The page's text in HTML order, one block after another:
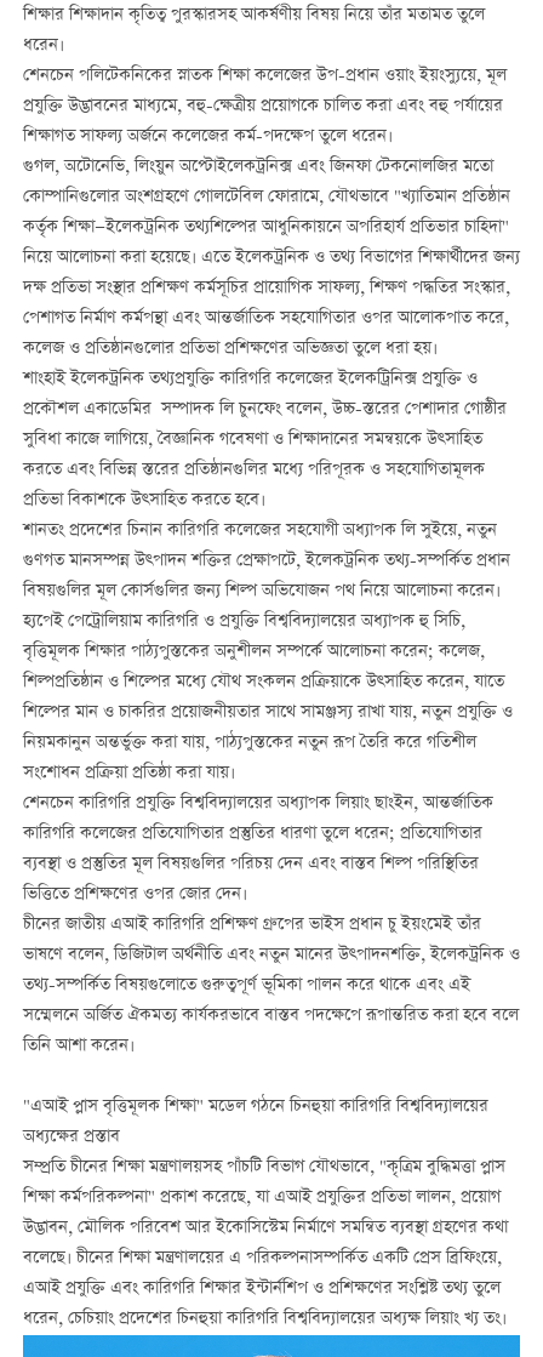
শিক্ষার শিক্ষাদান কৃতিত্ব পুরস্কারসহ আকর্ষণীয় বিষয় নিয়ে তাঁর মতামত তুলে
ধরেন।
শেনচেন পলিটেকনিকের স্নাতক শিক্ষা কলেজের উপ-প্রধান ওয়াং ইয়ংস্যুয়ে, মূল
প্রযুক্তি উদ্ভাবনের মাধ্যমে, বহু-ক্ষেত্রীয় প্রয়োগকে চালিত করা এবং বহু পর্যায়ের
শিক্ষাগত সাফল্য অর্জনে কলেজের কর্ম-পদক্ষেপ তুলে ধরেন।
গুগল, অটোনেভি, লিংয়ুন অপ্টোইলেকট্রনিক্স এবং জিনফা টেকনোলজির মতো
কোম্পানিগুলোর অংশগ্রহণে গোলটেবিল ফোরামে, যৌথভাবে "খ্যাতিমান প্রতিষ্ঠান
কর্তৃক শিক্ষা—ইলেকট্রনিক তথ্যশিল্পের আধুনিকায়নে অপরিহার্য প্রতিভার চাহিদা"
নিয়ে আলোচনা করা হয়েছে। এতে ইলেকট্রনিক ও তথ্য বিভাগের শিক্ষার্থীদের জন্য
দক্ষ প্রতিভা সংস্থার প্রশিক্ষণ কর্মসূচির প্রায়োগিক সাফল্য, শিক্ষণ পদ্ধতির সংস্কার,
পেশাগত নির্মাণ কর্মপন্থা এবং আন্তর্জাতিক সহযোগিতার ওপর আলোকপাত করে,
কলেজ ও প্রতিষ্ঠানগুলোর প্রতিভা প্রশিক্ষণের অভিজ্ঞতা তুলে ধরা হয়।
শাংহাই ইলেকট্রনিক তথ্যপ্রযুক্তি কারিগরি কলেজের ইলেকট্রিনিক্স প্রযুক্তি ও
প্রকৌশল একাডেমির সম্পাদক লি চুনফেং বলেন, উচ্চ-স্তরের পেশাদার গোষ্ঠীর
সুবিধা কাজে লাগিয়ে, বৈজ্ঞানিক গবেষণা ও শিক্ষাদানের সমন্বয়কে উত্সাহিত
করতে এবং বিভিন্ন স্তরের প্রতিষ্ঠানগুলির মধ্যে পরিপূরক ও সহযোগিতামূলক
প্রতিভা বিকাশকে উত্সাহিত করতে হবে।
শানতং প্রদেশের চিনান কারিগরি কলেজের সহযোগী অধ্যাপক লি সুইয়ে, নতুন
গুণগত মানসম্পন্ন উত্পাদন শক্তির প্রেক্ষাপটে, ইলেকট্রনিক তথ্য-সম্পর্কিত প্রধান
বিষয়গুলির মূল কোর্সগুলির জন্য শিল্প অভিযোজন পথ নিয়ে আলোচনা করেন।
হ্যপেই পেট্রোলিয়াম কারিগরি ও প্রযুক্তি বিশ্ববিদ্যালয়ের অধ্যাপক হু সিচি,
বৃত্তিমূলক শিক্ষার পাঠ্যপুস্তকের অনুশীলন সম্পর্কে আলোচনা করেন; কলেজ,
শিল্পপ্রতিষ্ঠান ও শিল্পের মধ্যে যৌথ সংকলন প্রক্রিয়াকে উত্সাহিত করেন, যাতে
শিল্পের মান ও চাকরির প্রয়োজনীয়তার সাথে সামঞ্জস্য রাখা যায়, নতুন প্রযুক্তি ও
নিয়মকানুন অন্তর্ভুক্ত করা যায়, পাঠ্যপুস্তকের নতুন রূপ তৈরি করে গতিশীল
সংশোধন প্রক্রিয়া প্রতিষ্ঠা করা যায়।
শেনচেন কারিগরি প্রযুক্তি বিশ্ববিদ্যালয়ের অধ্যাপক লিয়াং ছাংইন, আন্তর্জাতিক
কারিগরি কলেজের প্রতিযোগিতার প্রস্তুতির ধারণা তুলে ধরেন; প্রতিযোগিতার
ব্যবস্থা ও প্রস্তুতির মূল বিষয়গুলির পরিচয় দেন এবং বাস্তব শিল্প পরিস্থিতির
ভিত্তিতে প্রশিক্ষণের ওপর জোর দেন।
চীনের জাতীয় এআই কারিগরি প্রশিক্ষণ গ্রুপের ভাইস প্রধান চু ইয়ংমেই তাঁর
ভাষণে বলেন, ডিজিটাল অর্থনীতি এবং নতুন মানের উত্পাদনশক্তি, ইলেকট্রনিক ও
তথ্য-সম্পর্কিত বিষয়গুলোতে গুরুত্বপূর্ণ ভূমিকা পালন করে থাকে এবং এই
সম্মেলনে অর্জিত ঐকমত্য কার্যকরভাবে বাস্তব পদক্ষেপে রূপান্তরিত করা হবে বলে
তিনি আশা করেন।
"এআই প্লাস বৃত্তিমূলক শিক্ষা" মডেল গঠনে চিনহুয়া কারিগরি বিশ্ববিদ্যালয়ের
অধ্যক্ষের প্রস্তাব
সম্প্রতি চীনের শিক্ষা মন্ত্রণালয়সহ পাঁচটি বিভাগ যৌথভাবে, "কৃত্রিম বুদ্ধিমত্তা প্লাস
শিক্ষা কর্মপরিকল্পনা" প্রকাশ করেছে, যা এআই প্রযুক্তির প্রতিভা লালন, প্রয়োগ
উদ্ভাবন, মৌলিক পরিবেশ আর ইকোসিস্টেম নির্মাণে সমন্বিত ব্যবস্থা গ্রহণের কথা
বলেছে। চীনের শিক্ষা মন্ত্রণালয়ের এ পরিকল্পনাসম্পর্কিত একটি প্রেস ব্রিফিংয়ে,
এআই প্রযুক্তি এবং কারিগরি শিক্ষার ইন্টার্নশিপ ও প্রশিক্ষণের সংশ্লিষ্ট তথ্য তুলে
ধরেন, চেচিয়াং প্রদেশের চিনহুয়া কারিগরি বিশ্ববিদ্যালয়ের অধ্যক্ষ লিয়াং খ্য তং।